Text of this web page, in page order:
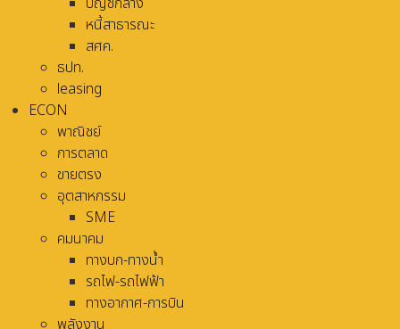
หนี้สาธารณะ
สศค.
ธปท.
leasing
ECON
พาณิชย์
การตลาด
ขายตรง
อุตสาหกรรม
SME
คมนาคม
ทางบก-ทางน้ำ
รถไฟ-รถไฟฟ้า
ทางอากาศ-การบิน
พลังงาน